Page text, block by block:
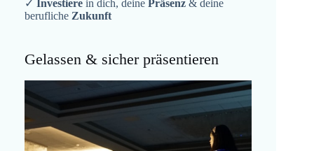
✓ Investiere in dich, deine Präsenz & deine
berufliche Zukunft
Gelassen & sicher präsentieren